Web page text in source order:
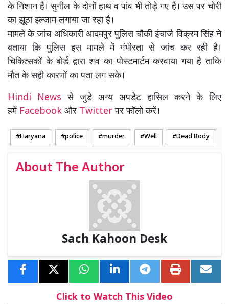
के निशान है। सुनील के दोनों हाथ व पांव भी तोड़े गए है। उस पर चोरी
का झूठा इल्जाम लगाया जा रहा है।
मामले के जांच अधिकारी आदमपुर पुलिस चौकी इंचार्ज विक्रम सिंह ने
बताया कि पुलिस इस मामले में गंभीरता से जांच कर रही है।
चिकित्सकों के बोर्ड द्वारा शव का पोस्टमार्टम करवाया गया है ताकि
मौत के सही कारणों का पता लग सके।
Hindi Newsसे जुडे अन्य अपडेट हासिल करने के लिए
हमें Facebook और Twitterपर फॉलो करें।
Haryana police murder Well Dead Body
About The Author
Sach Kahoon Desk
Click to Watch This Video